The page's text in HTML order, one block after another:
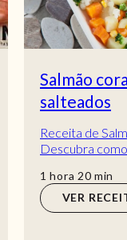
Salmão
salteados
Receita de
Descubra
1 hora
hora 20min
min
VER